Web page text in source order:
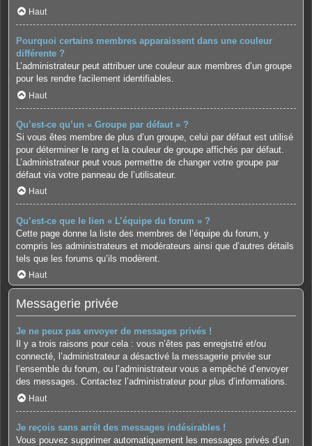
Haut
Pourquoi certains membres apparaissent dans une couleur
différente ?
L’administrateur peut attribuer une couleur aux membres d’un groupe
pour les rendre facilement identifiables.
Haut
Qu’est-ce qu’un « Groupe par défaut » ?
Si vous êtes membre de plus d’un groupe, celui par défaut est utilisé
pour déterminer le rang et la couleur de groupe affichés par défaut.
L’administrateur peut vous permettre de changer votre groupe par
défaut via votre panneau de l’utilisateur.
Haut
Qu’est-ce que le lien « L’équipe du forum » ?
Cette page donne la liste des membres de l’équipe du forum, y
compris les administrateurs et modérateurs ainsi que d’autres détails
tels que les forums qu’ils modèrent.
Haut
Messagerie privée
Je ne peux pas envoyer de messages privés !
Il y a trois raisons pour cela : vous n’êtes pas enregistré et/ou
connecté, l’administrateur a désactivé la messagerie privée sur
l’ensemble du forum, ou l’administrateur vous a empêché d’envoyer
des messages. Contactez l’administrateur pour plus d’informations.
Haut
Je reçois sans arrêt des messages indésirables !
Vous pouvez supprimer automatiquement les messages privés d’un